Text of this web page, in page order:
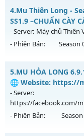
Antihack: Phiên bản
MU HỎA LONG 6.9
Mu mới ra tháng 07
https://
31/07/2626
Kiểu reset: Non Reset
Thể loại: Mu Nguyên
Antihack: Xshiel
4.Mu Thiên Long -
SS1.9 –CHUẨN CÀY
- Server: Máy chủ Thiên
- Phiên Bản:
Season
Mu Thiên Long - MU
Mu mới ra tháng 08
Vương vào 22h
Exp: 50x - Drop: 100%
5.MU HỎA LONG
🌐 Website: https://
- Server:
https://facebook.com/
- Phiên Bản: